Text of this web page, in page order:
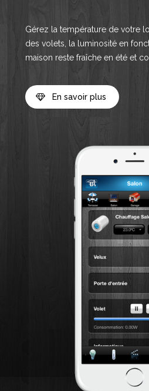
Gérez la température de votre
des volets, la luminosité en
maison reste fraîche en été et
En savoir plus